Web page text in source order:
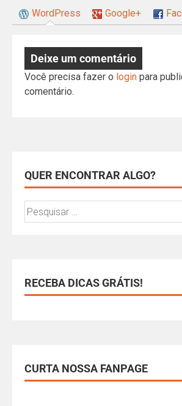
WordPress Google+
Deixe um comentário
Você precisa fazer o login para
comentário.
QUER ENCONTRAR ALGO?
RECEBA DICAS GRÁTIS!
CURTA NOSSA FANPAGE